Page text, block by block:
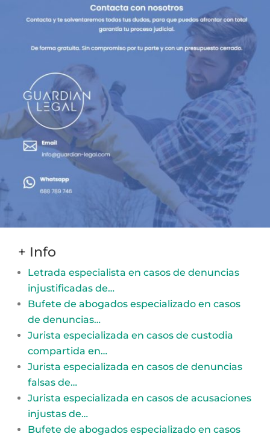
+ Info
Letrada especialista en casos de denuncias
injustificadas de…
Bufete de abogados especializado en casos
de denuncias…
Jurista especializada en casos de custodia
compartida en…
Jurista especializada en casos de denuncias
falsas de…
Jurista especializada en casos de acusaciones
injustas de…
Bufete de abogados especializado en casos